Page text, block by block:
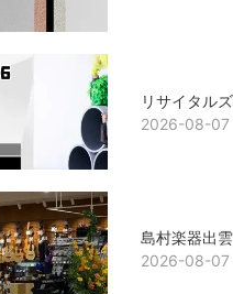
リサイタル
2026-08-07
島村楽器出
2026-08-07